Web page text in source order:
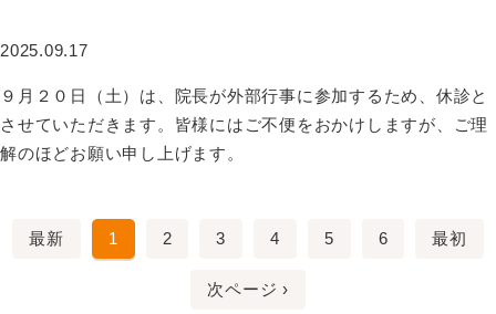
2025.09.17
９月２０日（土）は、院長が外部行事に参加するため、休診と
させていただきます。皆様にはご不便をおかけしますが、ご理
解のほどお願い申し上げます。
最新 1 2 3 4 5 6 最初
次ページ ›